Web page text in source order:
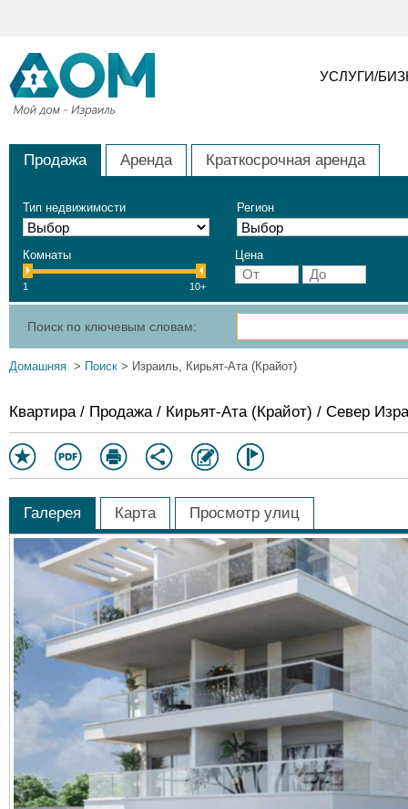
УСЛУГИ/
Продажа Аренда Краткосрочная аренда
Тип недвижимости Регион
Комнаты
1 10+
Цена
Поиск по ключевым словам:
Домашняя > Поиск > Израиль, Кирьят-Ата (Крайот)
Квартира / Продажа / Кирьят-Ата (Крайот) / Север
Галерея Карта Просмотр улиц